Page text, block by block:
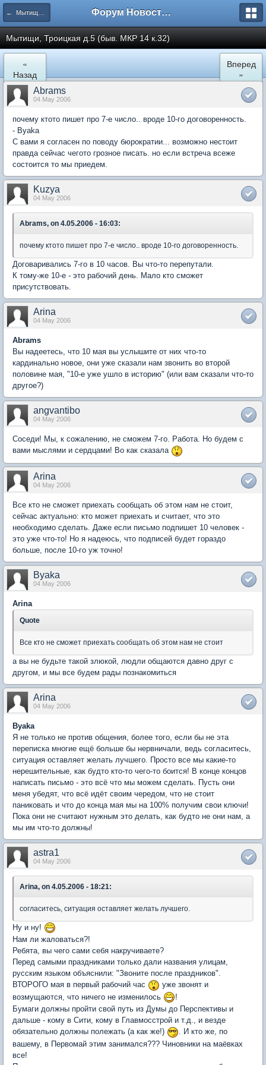
← Мытищи, Троицкая д.5 Форум Новостройки
Мытищи, Троицкая д.5 (быв. МКР 14 к.32)
«
Назад
Вперед
»
Abrams
04 May 2006
почему ктото пишет про 7-е число.. вроде 10-го договоренность.
- Byaka
С вами я согласен по поводу бюрократии... возможно нестоит
правда сейчас чегото грозное писать. но если встреча всеже
состоится то мы приедем.
Kuzya
04 May 2006
Abrams, on 4.05.2006 - 16:03:
почему ктото пишет про 7-е число.. вроде 10-го договоренность.
Договаривались 7-го в 10 часов. Вы что-то перепутали.
К тому-же 10-е - это рабочий день. Мало кто сможет
присутствовать.
Arina
04 May 2006
Abrams
Вы надеетесь, что 10 мая вы услышите от них что-то
кардинально новое, они уже сказали нам звонить во второй
половине мая, "10-е уже ушло в историю" (или вам сказали что-то
другое?)
angvantibo
04 May 2006
Соседи! Мы, к сожалению, не сможем 7-го. Работа. Но будем с
вами мыслями и сердцами! Во как сказала
Arina
04 May 2006
Все кто не сможет приехать сообщать об этом нам не стоит,
сейчас актуально: кто может приехать и считает, что это
необходимо сделать. Даже если письмо подпишет 10 человек -
это уже что-то! Но я надеюсь, что подписей будет гораздо
больше, после 10-го уж точно!
Byaka
04 May 2006
Arina
Quote
Все кто не сможет приехать сообщать об этом нам не стоит
а вы не будьте такой злюкой, людли общаются давно друг с
другом, и мы все будем рады познакомиться
Arina
04 May 2006
Byaka
Я не только не против общения, более того, если бы не эта
переписка многие ещё больше бы нервничали, ведь согласитесь,
ситуация оставляет желать лучшего. Просто все мы какие-то
нерешительные, как будто кто-то чего-то боится! В конце концов
написать письмо - это всё что мы можем сделать. Пусть они
меня убедят, что всё идёт своим чередом, что не стоит
паниковать и что до конца мая мы на 100% получим свои ключи!
Пока они не считают нужным это делать, как будто не они нам, а
мы им что-то должны!
astra1
04 May 2006
Arina, on 4.05.2006 - 18:21:
согласитесь, ситуация оставляет желать лучшего.
Ну и ну!
Нам ли жаловаться?!
Ребята, вы чего сами себя накручиваете?
Перед самыми праздниками только дали названия улицам,
русским языком объяснили: "Звоните после праздников".
ВТОРОГО мая в первый рабочий час
уже звонят и
возмущаются, что ничего не изменилось
!
Бумаги должны пройти свой путь из Думы до Перспективы и
дальше - кому в Сити, кому в Главмосстрой и т.д., и везде
обязательно должны полежать (а как же!)
. И кто же, по
вашему, в Первомай этим занимался??? Чиновники на маёвках
все!